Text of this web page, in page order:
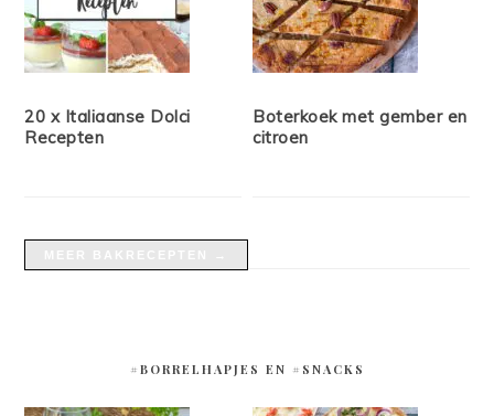
20 x Italiaanse Dolci
Recepten
Boterkoek met gember en
citroen
#BORRELHAPJES EN #SNACKS